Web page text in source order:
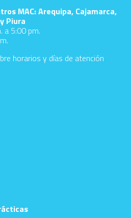
MAC: Arequipa, Cajamarca,
Piura
a 5:00 pm.
horarios y días de atención